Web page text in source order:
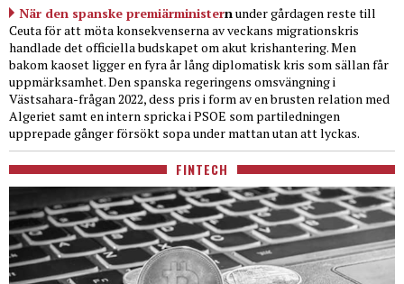
När den spanske premiärministern under gårdagen reste till
Ceuta för att möta konsekvenserna av veckans migrationskris
handlade det officiella budskapet om akut krishantering. Men
bakom kaoset ligger en fyra år lång diplomatisk kris som sällan får
uppmärksamhet. Den spanska regeringens omsvängning i
Västsahara-frågan 2022, dess pris i form av en brusten relation med
Algeriet samt en intern spricka i PSOE som partiledningen
upprepade gånger försökt sopa under mattan utan att lyckas.
FINTECH